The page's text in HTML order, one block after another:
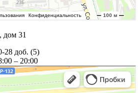
дом 31
28 доб. (5)
– 20:00